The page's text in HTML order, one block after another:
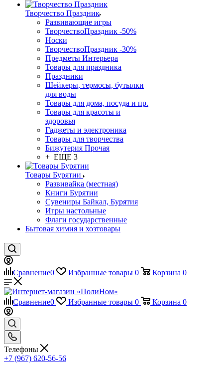
Творчество Праздник
Развивающие игры
ТворчествоПраздник -50%
Носки
ТворчествоПраздник -30%
Предметы Интерьера
Товары для праздника
Праздники
Шейкеры, термосы, бутылки
для воды
Товары для дома, посуда и пр.
Товары для красоты и
здоровья
Гаджеты и электроника
Товары для творчества
Бижутерия Прочая
+ ЕЩЕ 3
Товары Бурятии
Развивайка (местная)
Книги Бурятии
Сувениры Байкал, Бурятия
Игры настольные
Флаги государственные
Бытовая химия и хозтовары
Сравнение0 Избранные товары 0 Корзина 0
Сравнение0 Избранные товары 0 Корзина 0
Телефоны
+7 (967) 620-56-56